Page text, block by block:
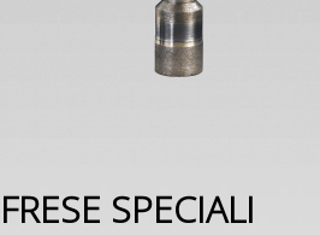
FRESE SPECIALI